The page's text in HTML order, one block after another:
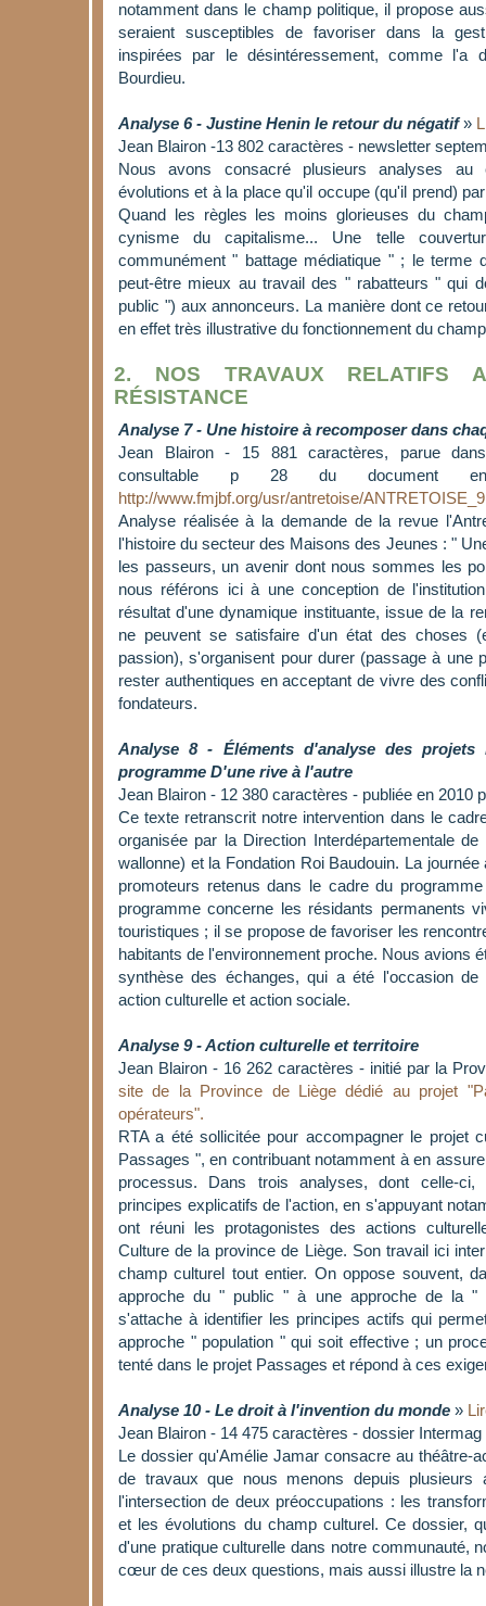
notamment dans le champ politique, il propose
seraient susceptibles de favoriser dans la
inspirées par le désintéressement, comme l'a
Bourdieu.
Analyse 6 - Justine Henin le retour du négatif»
Jean Blairon -13 802 caractères - newsletter
Nous avons consacré plusieurs analyses au
évolutions et à la place qu'il occupe (qu'il prend)
Quand les règles les moins glorieuses du
cynisme du capitalisme... Une telle
communément " battage médiatique " ; le terme
peut-être mieux au travail des " rabatteurs " qui
public ") aux annonceurs. La manière dont ce
en effet très illustrative du fonctionnement du
2. NOS TRAVAUX RELATIFS
RÉSISTANCE
Analyse 7 - Une histoire à recomposer dans
Jean Blairon - 15 881 caractères, parue dans
consultable p 28 du document
http://www.fmjbf.org/usr/antretoise/
Analyse réalisée à la demande de la revue
l'histoire du secteur des Maisons des Jeunes : "
les passeurs, un avenir dont nous sommes les
nous référons ici à une conception de
résultat d'une dynamique instituante, issue de la
ne peuvent se satisfaire d'un état des choses
passion), s'organisent pour durer (passage à une
rester authentiques en acceptant de vivre des
fondateurs.
Analyse 8 - Éléments d'analyse des
programme D'une rive à l'autre
Jean Blairon - 12 380 caractères - publiée en 2010
Ce texte retranscrit notre intervention dans le
organisée par la Direction Interdépartementale de
wallonne) et la Fondation Roi Baudouin. La
promoteurs retenus dans le cadre du
programme concerne les résidants permanents
touristiques ; il se propose de favoriser les
habitants de l'environnement proche. Nous avions
synthèse des échanges, qui a été l'occasion
action culturelle et action sociale.
Analyse 9 - Action culturelle et territoire
Jean Blairon - 16 262 caractères - initié par la
site de la Province de Liège dédié au projet
opérateurs".
RTA a été sollicitée pour accompagner le projet
Passages ", en contribuant notamment à en
processus. Dans trois analyses, dont celle-
principes explicatifs de l'action, en s'appuyant
ont réuni les protagonistes des actions
Culture de la province de Liège. Son travail ici
champ culturel tout entier. On oppose souvent,
approche du " public " à une approche de la "
s'attache à identifier les principes actifs qui
approche " population " qui soit effective ; un
tenté dans le projet Passages et répond à ces
Analyse 10 - Le droit à l'invention du monde »
Jean Blairon - 14 475 caractères - dossier
Le dossier qu'Amélie Jamar consacre au théâtre-
de travaux que nous menons depuis
l'intersection de deux préoccupations : les
et les évolutions du champ culturel. Ce dossier,
d'une pratique culturelle dans notre communauté,
cœur de ces deux questions, mais aussi illustre la